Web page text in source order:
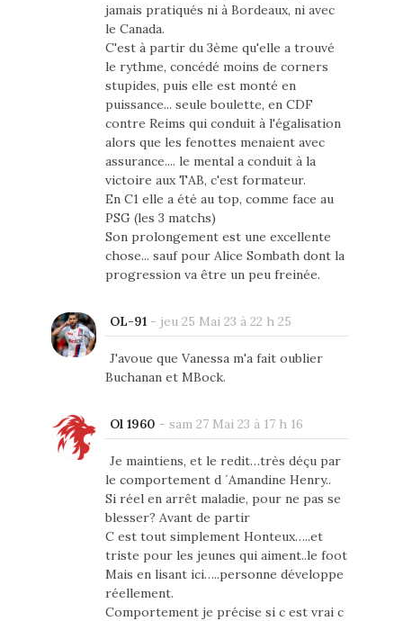
jamais pratiqués ni à Bordeaux, ni avec
le Canada.
C'est à partir du 3ème qu'elle a trouvé
le rythme, concédé moins de corners
stupides, puis elle est monté en
puissance... seule boulette, en CDF
contre Reims qui conduit à l'égalisation
alors que les fenottes menaient avec
assurance.... le mental a conduit à la
victoire aux TAB, c'est formateur.
En C1 elle a été au top, comme face au
PSG (les 3 matchs)
Son prolongement est une excellente
chose... sauf pour Alice Sombath dont la
progression va être un peu freinée.
OL-91 - jeu 25 Mai 23 à 22 h 25
J'avoue que Vanessa m'a fait oublier
Buchanan et MBock.
Ol 1960 - sam 27 Mai 23 à 17 h 16
Je maintiens, et le redit…très déçu par
le comportement d ´Amandine Henry..
Si réel en arrêt maladie, pour ne pas se
blesser? Avant de partir
C est tout simplement Honteux…..et
triste pour les jeunes qui aiment..le foot
Mais en lisant ici…..personne développe
réellement.
Comportement je précise si c est vrai c